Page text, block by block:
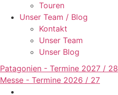
Touren
Unser Team / Blog
Kontakt
Unser Team
Unser Blog
Patagonien - Termine 2027 / 28
Messe - Termine 2026 / 27